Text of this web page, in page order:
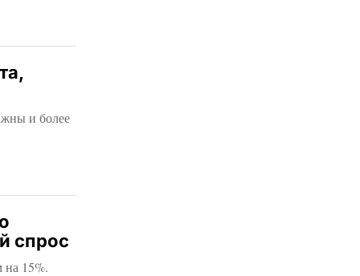
и более
спрос
на 15%.